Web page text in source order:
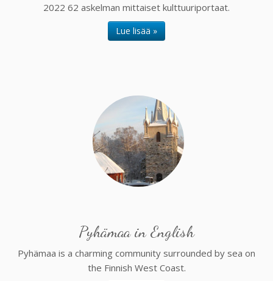
2022 62 askelman mittaiset kulttuuriportaat.
Lue lisää »
Pyhämaa in English
Pyhämaa is a charming community surrounded by sea on
the Finnish West Coast.